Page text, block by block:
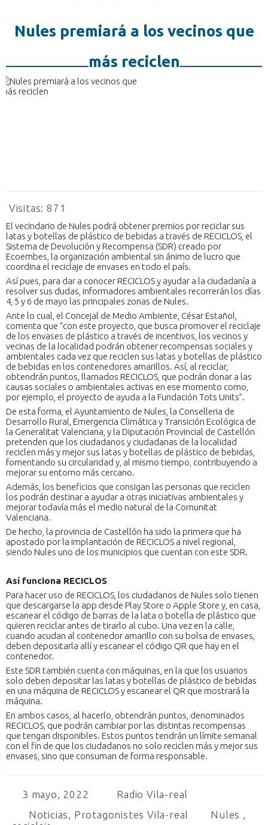
Nules premiará a los vecinos que
más reciclen
Visitas: 871
El vecindario de Nules podrá obtener premios por reciclar sus
latas y botellas de plástico de bebidas a través de RECICLOS, el
Sistema de Devolución y Recompensa (SDR) creado por
Ecoembes, la organización ambiental sin ánimo de lucro que
coordina el reciclaje de envases en todo el país.
Así pues, para dar a conocer RECICLOS y ayudar a la ciudadanía a
resolver sus dudas, informadores ambientales recorrerán los días
4, 5 y 6 de mayo las principales zonas de Nules.
Ante lo cual, el Concejal de Medio Ambiente, César Estañol,
comenta que “con este proyecto, que busca promover el reciclaje
de los envases de plástico a través de incentivos, los vecinos y
vecinas de la localidad podrán obtener recompensas sociales y
ambientales cada vez que reciclen sus latas y botellas de plástico
de bebidas en los contenedores amarillos. Así, al reciclar,
obtendrán puntos, llamados RECICLOS, que podrán donar a las
causas sociales o ambientales activas en ese momento como,
por ejemplo, el proyecto de ayuda a la Fundación Tots Units”.
De esta forma, el Ayuntamiento de Nules, la Conselleria de
Desarrollo Rural, Emergencia Climática y Transición Ecológica de
la Generalitat Valenciana, y la Diputación Provincial de Castellón
pretenden que los ciudadanos y ciudadanas de la localidad
reciclen más y mejor sus latas y botellas de plástico de bebidas,
fomentando su circularidad y, al mismo tiempo, contribuyendo a
mejorar su entorno más cercano.
Además, los beneficios que consigan las personas que reciclen
los podrán destinar a ayudar a otras iniciativas ambientales y
mejorar todavía más el medio natural de la Comunitat
Valenciana.
De hecho, la provincia de Castellón ha sido la primera que ha
apostado por la implantación de RECICLOS a nivel regional,
siendo Nules uno de los municipios que cuentan con este SDR.
Así funciona RECICLOS
Para hacer uso de RECICLOS, los ciudadanos de Nules solo tienen
que descargarse la app desde Play Store o Apple Store y, en casa,
escanear el código de barras de la lata o botella de plástico que
quieren reciclar antes de tirarlo al cubo. Una vez en la calle,
cuando acudan al contenedor amarillo con su bolsa de envases,
deben depositarla allí y escanear el código QR que hay en el
contenedor.
Este SDR también cuenta con máquinas, en la que los usuarios
solo deben depositar las latas y botellas de plástico de bebidas
en una máquina de RECICLOS y escanear el QR que mostrará la
máquina.
En ambos casos, al hacerlo, obtendrán puntos, denominados
RECICLOS, que podrán cambiar por las distintas recompensas
que tengan disponibles. Estos puntos tendrán un límite semanal
con el fin de que los ciudadanos no solo reciclen más y mejor sus
envases, sino que consuman de forma responsable.
3 mayo, 2022
Radio Vila-real
Noticias, Protagonistes Vila-real Nules ,